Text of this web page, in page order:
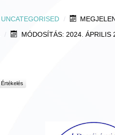
UNCATEGORISED
MÓDOSÍTÁS: 2024. ÁPRILIS